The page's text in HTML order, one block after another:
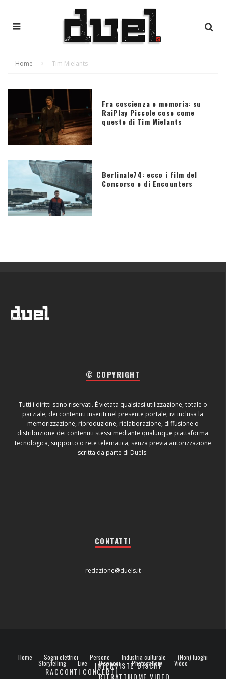
Home Tim Mielants
Fra coscienza e memoria: su
RaiPlay Piccole cose come
queste di Tim Mielants
Berlinale74: ecco i film del
Concorso e di Encounters
© COPYRIGHT
Tutti i diritti sono riservati. È vietata qualsiasi utilizzazione, totale o
parziale, dei contenuti inseriti nel presente portale, ivi inclusa la
memorizzazione, riproduzione, rielaborazione, diffusione o
distribuzione dei contenuti stessi mediante qualunque piattaforma
tecnologica, supporto o rete telematica, senza previa autorizzazione
scritta da parte di Duels.
CONTATTI
redazione@duels.it
Home Sogni elettrici Persone
INTERVISTE
Industria culturale
DISCHI
(Non) luoghi
Storytelling
RACCONTI
Live
CONCERTI
Dispacci Photogallery Video